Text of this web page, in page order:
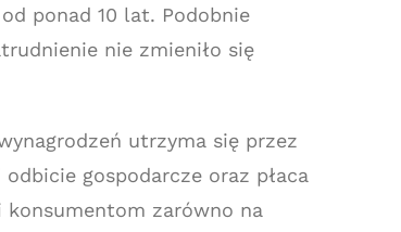
ponad 10 lat. Podobnie
nie zmieniło się
utrzyma się przez
gospodarcze oraz płaca
zarówno na